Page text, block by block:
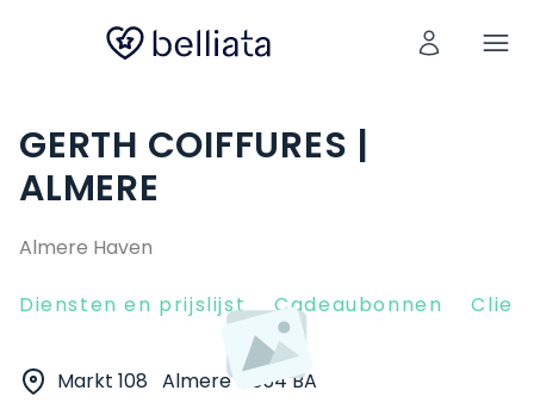
GERTH COIFFURES |
ALMERE
Almere Haven
Diensten en prijslijst Cadeaubonnen
Markt 108 Almere
1354 BA